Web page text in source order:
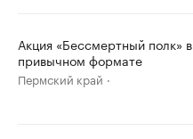
Акция «Бессмертный полк»
привычном формате
Пермский край